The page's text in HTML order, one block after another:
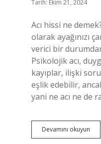
Tarih: Ekim 21, 2024
Acı hissi ne
olarak ayağınızı
verici bir
Psikolojik acı,
kayıplar, ilişki
eşlik edebilir,
yani ne acı ne de
Devamını okuyun